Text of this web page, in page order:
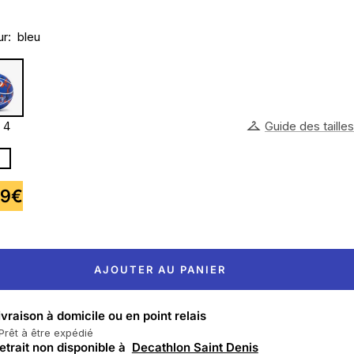
4 Guide des tailles
bleu
AJOUTER AU PANIER
à domicile ou en point relais
à être expédié
non disponible à Decathlon Saint Denis